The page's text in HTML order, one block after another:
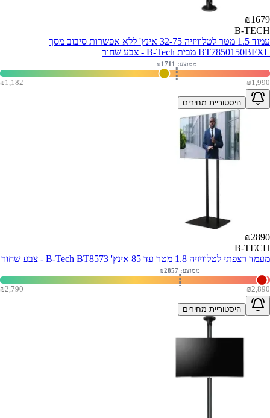
₪1679
B-TECH
עמוד 1.5 מטר לטלוויזיה 32-75 אינץ' ללא אפשרות סיבוב מסך
BT7850150BFXL מבית B-Tech - צבע שחור
₪1,182 ₪1,990
ממוצע: ₪ 1711
היסטוריית מחירים
₪2890
B-TECH
מעמד רצפתי לטלוויזיה 1.8 מטר עד 85 אינץ' B-Tech BT8573 - צבע שחור
₪2,790 ₪2,890
ממוצע: ₪ 2857
היסטוריית מחירים